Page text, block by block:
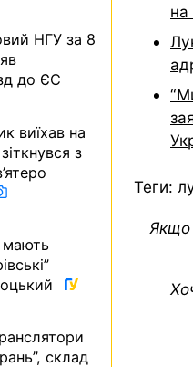
на
Теги:
Якщо
НГУ за 8
до ЄС
виїхав на
з
склад